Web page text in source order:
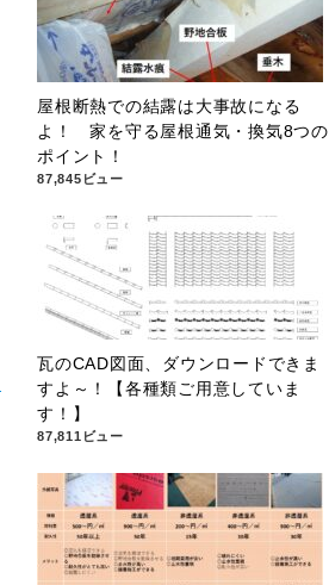
屋根断熱での結露は大事故になる
よ！ 家を守る屋根通気・換気8つの
ポイント！
87,845ビュー
瓦のCAD図面、ダウンロードできま
すよ～！【各種類ご用意していま
す！】
87,811ビュー